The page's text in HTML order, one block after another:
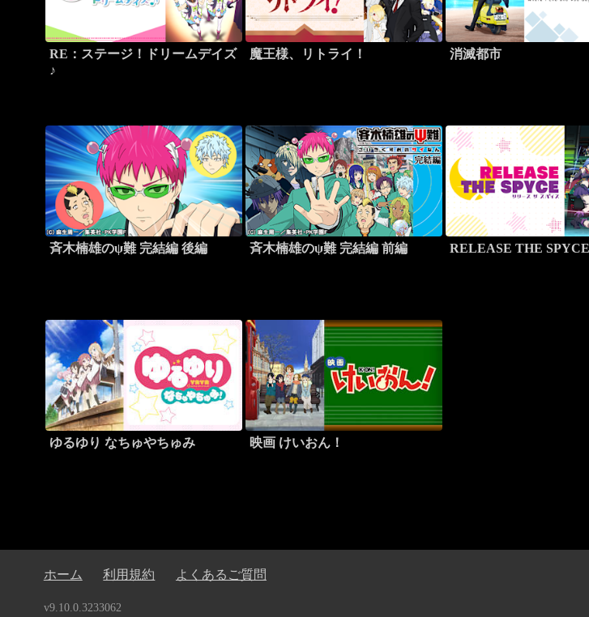
RE：ステージ！ドリームデイズ
♪
魔王様、リトライ！ 消滅都市
斉木楠雄のψ難 完結編 後編 斉木楠雄のψ難 完結編 前編 RELEASE THE SPYCE
ゆるゆり なちゅやちゅみ 映画 けいおん！
ホーム 利用規約 よくあるご質問
v9.10.0.3233062